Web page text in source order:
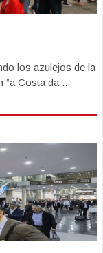
los azulejos de la
Costa da ...